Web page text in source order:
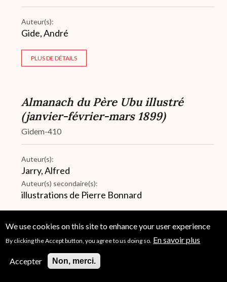
Auteur(s):
Gide, André
PLUS DE DÉTAILS
Almanach du Père Ubu illustré
(janvier-février-mars 1899)
Gidem-410
Auteur(s):
Jarry, Alfred
Auteur(s) secondaire(s):
illustrations de Pierre Bonnard
Amal / Œdipe / Perséphone /
We use cookies on this site to enhance your user experience
By clicking the Accept button, you agree to us doing so. En savoir plus
Accepter Non, merci.